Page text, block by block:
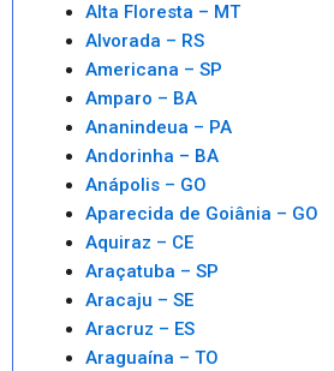
Alta Floresta – MT
Alvorada – RS
Americana – SP
Amparo – BA
Ananindeua – PA
Andorinha – BA
Anápolis – GO
Aparecida de Goiânia – GO
Aquiraz – CE
Araçatuba – SP
Aracaju – SE
Aracruz – ES
Araguaína – TO